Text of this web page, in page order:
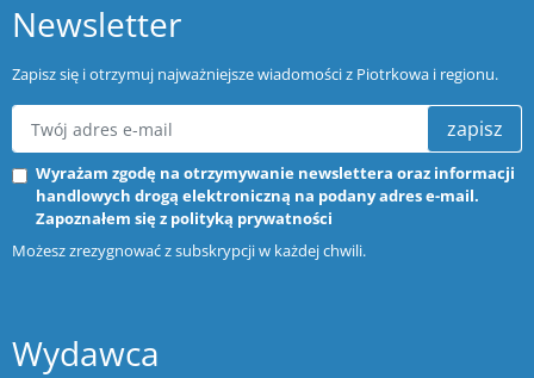
Newsletter
Zapisz się i otrzymuj najważniejsze wiadomości z Piotrkowa i regionu.
zapisz
Wyrażam zgodę na otrzymywanie newslettera oraz informacji
handlowych drogą elektroniczną na podany adres e-mail.
Zapoznałem się z polityką prywatności
Możesz zrezygnować z subskrypcji w każdej chwili.
Wydawca